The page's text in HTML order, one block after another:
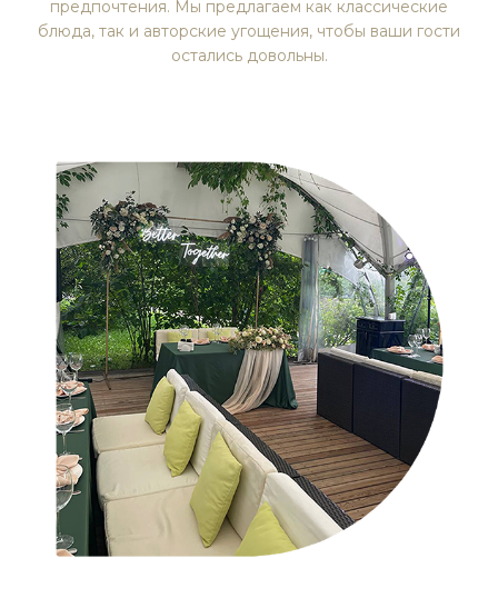
предпочтения. Мы предлагаем как классические
блюда, так и авторские угощения, чтобы ваши гости
остались довольны.